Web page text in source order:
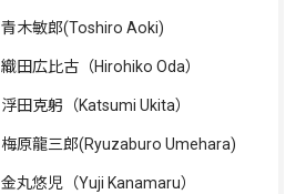
青木敏郎(Toshiro Aoki)
織田広比古（Hirohiko Oda）
浮田克躬（Katsumi Ukita）
梅原龍三郎(Ryuzaburo Umehara)
金丸悠児（Yuji Kanamaru）